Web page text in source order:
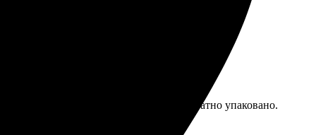
все понятно. Доставили в срок, аккуратно упаковано.